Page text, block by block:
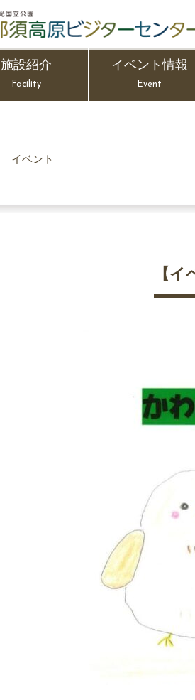
施設紹介
Facility
イベント情報
Event
イベント
【